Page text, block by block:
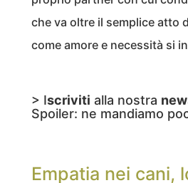
che va oltre il semplice atto
come amore e necessità si
> Iscriviti alla nostra
Spoiler: ne mandiamo
Empatia nei cani,